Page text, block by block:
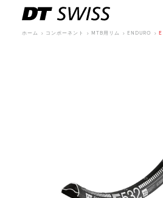
ホーム コンポーネント MTB用リム ENDURO